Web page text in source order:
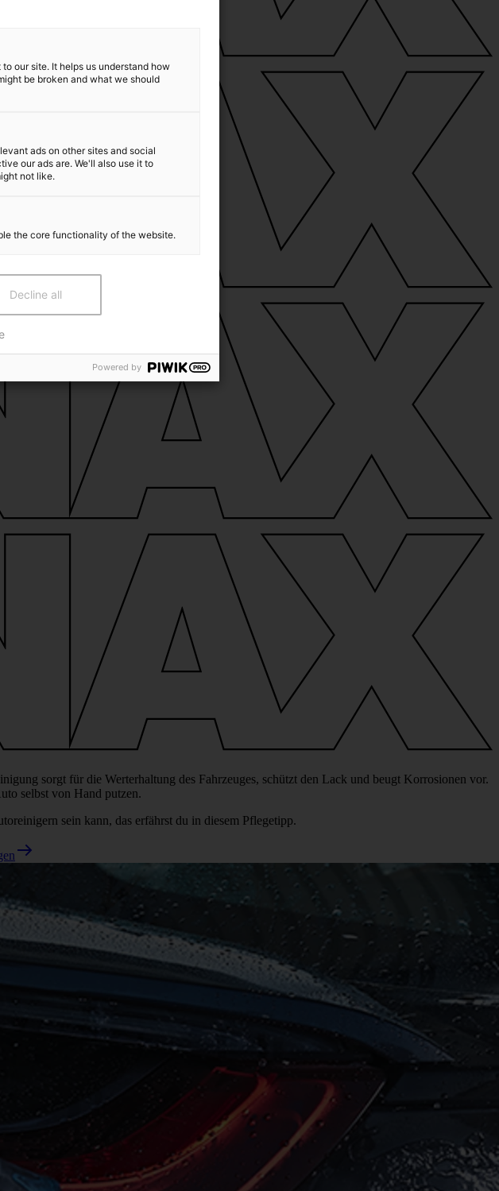
sorgt für die Wert­er­hal­tung des Fahr­zeuges, schützt den Lack und beugt Korro­sionen vor.
selbst von Hand putzen.
sein kann, das erfährst du in diesem Pfle­ge­tipp.
our site. It helps us understand how
be broken and what we should
ads on other sites and social
our ads are. We'll also use it to
not like.
the core functionality of the website.
Decline all
Powered by